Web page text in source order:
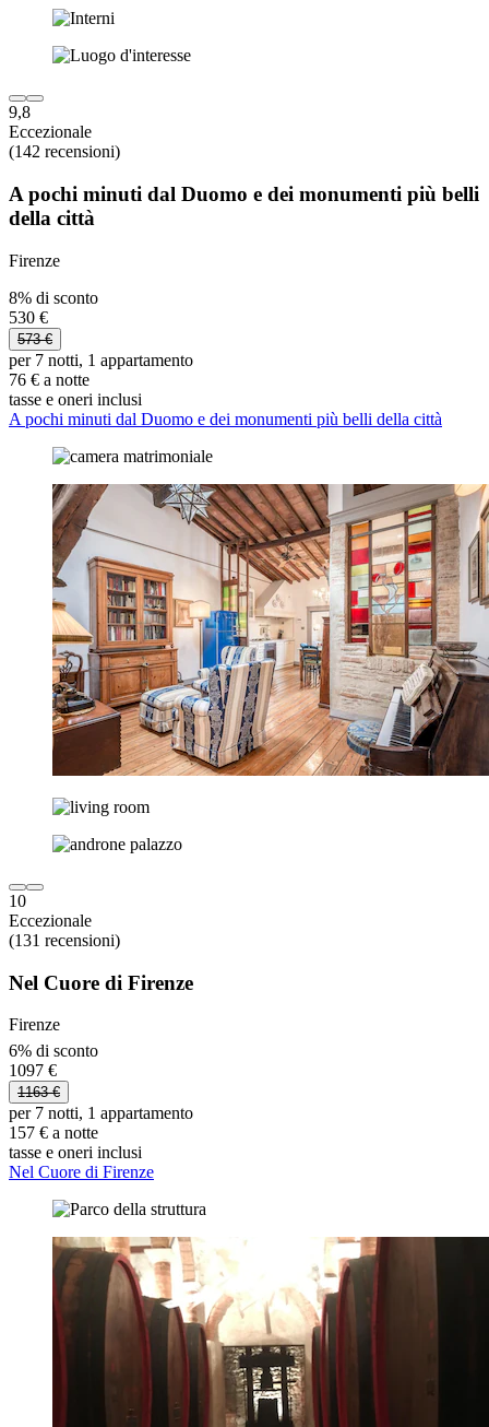
9,8
Eccezionale
(142 recensioni)
A pochi minuti dal Duomo e dei monumenti più belli
della città
Firenze
8% di sconto
530 €
573 €
per 7 notti, 1 appartamento
76 € a notte
tasse e oneri inclusi
A pochi minuti dal Duomo e dei monumenti più belli della città
10
Eccezionale
(131 recensioni)
Nel Cuore di Firenze
Firenze
6% di sconto
1097 €
1163 €
per 7 notti, 1 appartamento
157 € a notte
tasse e oneri inclusi
Nel Cuore di Firenze